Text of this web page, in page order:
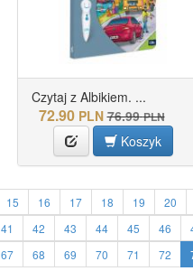
Czytaj z Albikiem. ...
72.90 PLN 76.99 PLN
Koszyk
15 16 17 18 19 20
41 42 43 44 45 46
67 68 69 70 71 72